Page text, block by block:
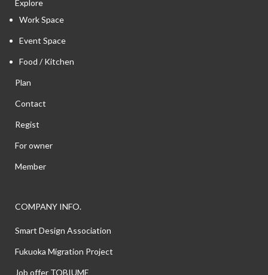
Explore
Work Space
Event Space
Food / Kitchen
Plan
Contact
Regist
For owner
Member
COMPANY INFO.
Smart Design Association
Fukuoka Migration Project
Job offer TOBIUME